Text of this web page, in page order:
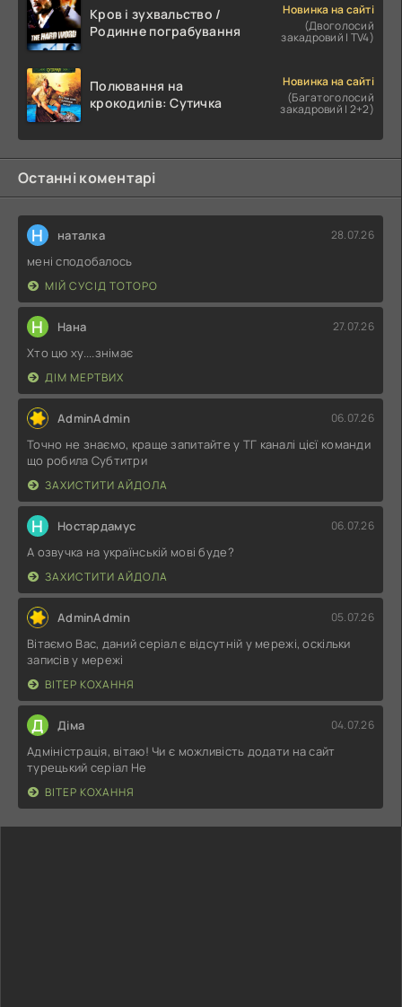
Кров і зухвальство /
Родинне пограбування
Новинка на сайті
(Двоголосий
закадровий | TV4)
Полювання на
крокодилів: Сутичка
Новинка на сайті
(Багатоголосий
закадровий | 2+2)
Останні коментарі
Н наталка 28.07.26
мені сподобалось
МІЙ СУСІД ТОТОРО
Н Нана 27.07.26
Хто цю ху....знімає
ДІМ МЕРТВИХ
AdminAdmin 06.07.26
Точно не знаємо, краще запитайте у ТГ каналі цієї команди
що робила Субтитри
ЗАХИСТИТИ АЙДОЛА
Н Ностардамус 06.07.26
А озвучка на українській мові буде?
ЗАХИСТИТИ АЙДОЛА
AdminAdmin 05.07.26
Вітаємо Вас, даний серіал є відсутній у мережі, оскільки
записів у мережі
ВІТЕР КОХАННЯ
Д Діма 04.07.26
Адміністрація, вітаю! Чи є можливість додати на сайт
турецький серіал Не
ВІТЕР КОХАННЯ